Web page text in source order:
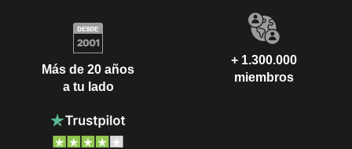
Más de 20 años
a tu lado
+ 1.300.000
miembros